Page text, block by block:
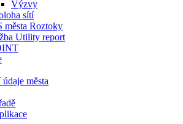
Výzvy
sítí
města Roztoky
Utility report
města